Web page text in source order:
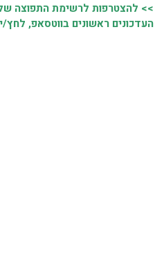
>> להצטרפות לרשימת התפוצה
העדכונים ראשונים בווטסאפ, לחץ/